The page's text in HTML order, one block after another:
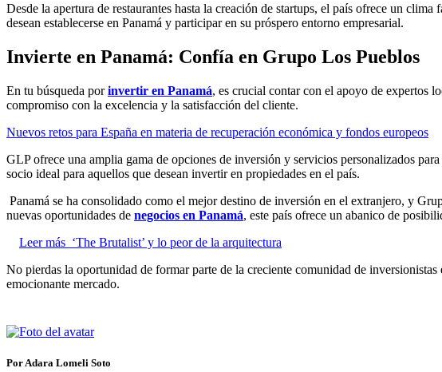
Desde la apertura de restaurantes hasta la creación de startups, el país ofrece un
desean establecerse en Panamá y participar en su próspero entorno empresarial.
Invierte en Panamá: Confía en Grupo Los Pueblos
En tu búsqueda por invertir en Panamá, es crucial contar con el apoyo de expertos
compromiso con la excelencia y la satisfacción del cliente.
Nuevos retos para España en materia de recuperación económica y fondos europeos
GLP ofrece una amplia gama de opciones de inversión y servicios personalizados
socio ideal para aquellos que desean invertir en propiedades en el país.
Panamá se ha consolidado como el mejor destino de inversión en el extranjero, y
nuevas oportunidades de negocios en Panamá, este país ofrece un abanico de
Leer más ‘The Brutalist’ y lo peor de la arquitectura
No pierdas la oportunidad de formar parte de la creciente comunidad de
emocionante mercado.
Por Adara Lomeli Soto